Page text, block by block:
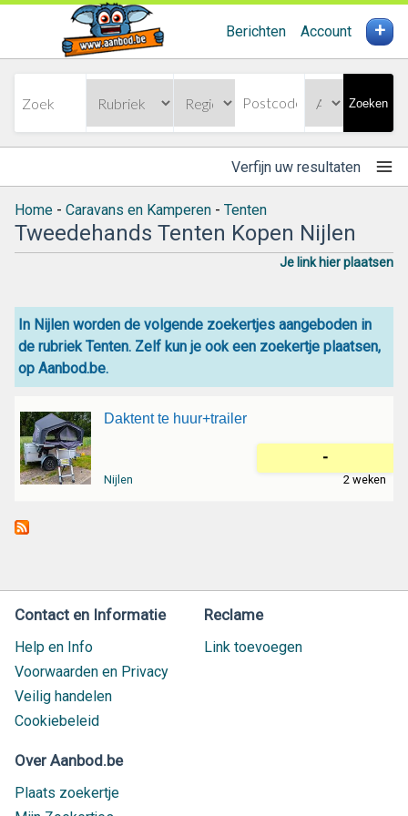
Berichten Account +
Zoeken
Verfijn uw resultaten
Home - Caravans en Kamperen - Tenten
Tweedehands Tenten Kopen Nijlen
Je link hier plaatsen
In Nijlen worden de volgende zoekertjes aangeboden in
de rubriek Tenten. Zelf kun je ook een zoekertje plaatsen,
op Aanbod.be.
Daktent te huur+trailer
-
Nijlen 2 weken
Contact en Informatie
Help en Info
Voorwaarden en Privacy
Veilig handelen
Cookiebeleid
Reclame
Link toevoegen
Over Aanbod.be
Plaats zoekertje